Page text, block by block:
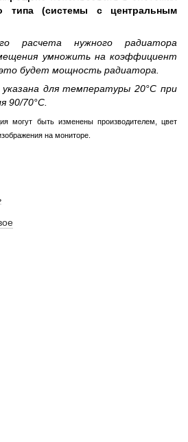
типа (системы с центральным
расчета нужного радиатора
умножить на коэффициент
это будет мощность радиатора.
для температуры 20°С при
90/70°С.
могут быть изменены производителем, цвет
на мониторе.